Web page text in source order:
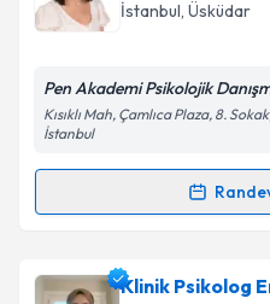
bilgilendireceğiz.
Kişisel verilerimin
Metni'ni okudum ve
İstanbul, Üsküdar
Pen Akademi Psikolojik
Kısıklı Mah, Çamlıca Plaza, 8.
İstanbul
Randevu Takvimi
Psk. Yeliz Kılıç Özlüiçin
Klinik Psikolog